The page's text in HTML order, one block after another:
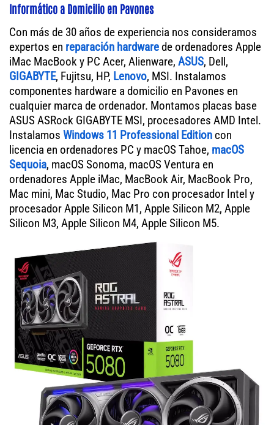
Informático a Domicilio en Pavones
Con más de 30 años de experiencia nos consideramos
expertos en reparación hardwarede ordenadores Apple
iMac MacBook y PC Acer, Alienware, ASUS, Dell,
GIGABYTE, Fujitsu, HP, Lenovo, MSI. Instalamos
componentes hardware a domicilio en Pavones en
cualquier marca de ordenador. Montamos placas base
ASUS ASRock GIGABYTE MSI, procesadores AMD Intel.
Instalamos Windows 11 Professional Edition con
licencia en ordenadores PC y macOS Tahoe, macOS
Sequoia, macOS Sonoma, macOS Ventura en
ordenadores Apple iMac, MacBook Air, MacBook Pro,
Mac mini, Mac Studio, Mac Pro con procesador Intel y
procesador Apple Silicon M1, Apple Silicon M2, Apple
Silicon M3, Apple Silicon M4, Apple Silicon M5.